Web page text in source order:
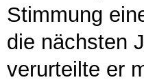
Stimmung
die nächsten
verurteilte er